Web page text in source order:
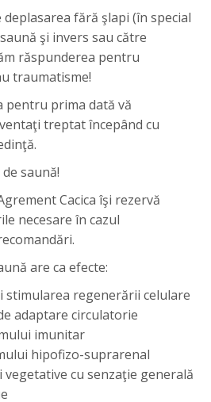
fără şlapi (în special
şi invers sau către
răspunderea pentru
traumatisme!
pentru prima dată vă
treptat începând cu
saună!
Cacica îşi rezervă
necesare în cazul
are ca efecte:
stimularea regenerării celulare
adaptare circulatorie
imunitar
hipofizo-suprarenal
cu senzaţie generală